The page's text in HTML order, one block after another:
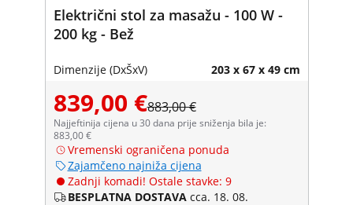
Električni stol za masažu - 100 W -
200 kg - Bež
Dimenzije (DxŠxV) 203 x 67 x 49 cm
839,00 €883,00 €
Najjeftinija cijena u 30 dana prije sniženja bila je:
883,00 €
Vremenski ograničena ponuda
Zajamčeno najniža cijena
Zadnji komadi! Ostale stavke: 9
BESPLATNA DOSTAVA cca. 18. 08.